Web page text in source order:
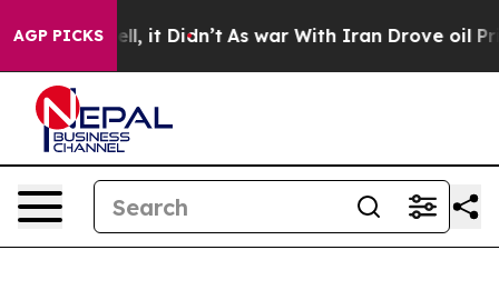
AGP PICKS
40%. Well, it Didn’t As war With Iran Drove oil